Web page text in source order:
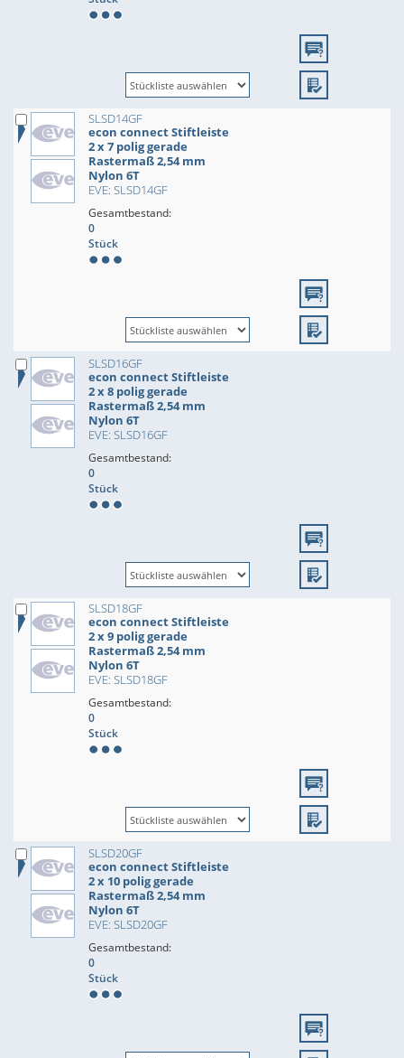
SLSD14GF
econ connect Stiftleiste
2 x 7 polig gerade
Rastermaß 2,54 mm
Nylon 6T
EVE: SLSD14GF
Gesamtbestand:
0
Stück
SLSD16GF
econ connect Stiftleiste
2 x 8 polig gerade
Rastermaß 2,54 mm
Nylon 6T
EVE: SLSD16GF
Gesamtbestand:
0
Stück
SLSD18GF
econ connect Stiftleiste
2 x 9 polig gerade
Rastermaß 2,54 mm
Nylon 6T
EVE: SLSD18GF
Gesamtbestand:
0
Stück
SLSD20GF
econ connect Stiftleiste
2 x 10 polig gerade
Rastermaß 2,54 mm
Nylon 6T
EVE: SLSD20GF
Gesamtbestand:
0
Stück